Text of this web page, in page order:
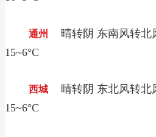
通州
晴转阴 东南风转
15~6°C
西城
晴转阴 东北风转
15~6°C